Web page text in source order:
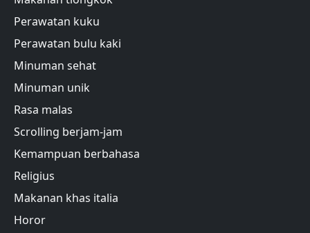
Perawatan kuku
Perawatan bulu kaki
Minuman sehat
Minuman unik
Rasa malas
Scrolling berjam-jam
Kemampuan berbahasa
Religius
Makanan khas italia
Horor